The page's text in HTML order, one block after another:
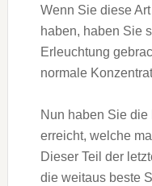
Wenn Sie diese
haben, haben Sie
Erleuchtung
normale
Nun haben Sie die
erreicht, welche
Dieser Teil der
die weitaus beste